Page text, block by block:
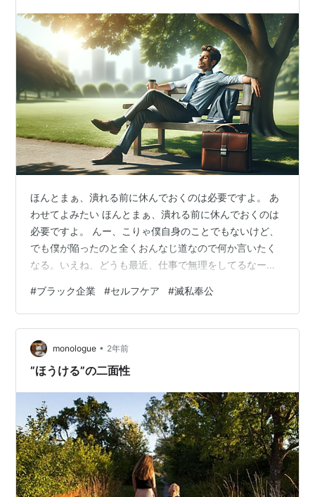
ほんとまぁ、潰れる前に休んでおくのは必要ですよ。 あ
わせてよみたい ほんとまぁ、潰れる前に休んでおくのは
必要ですよ。 んー、こりゃ僕自身のことでもないけど、
でも僕が陥ったのと全くおんなじ道なので何か言いたく
なる。いえね、どうも最近、仕事で無理をしてるなーと
ことを言うのもアドバイス罪でギルティだ。 どうにも僕
はコミュニケーションのスタイルとしては「人は人、自
分は自分、されど仲良し」でやらせてもらっている。本
質的なところで人間というのは完璧には分かり合えない
と思ってるし、その空隙についてはお互いの協力で乗り
#ブラック企業 #セルフケア #滅私奉公
monologue • 2年前
”ほうける”の二面性